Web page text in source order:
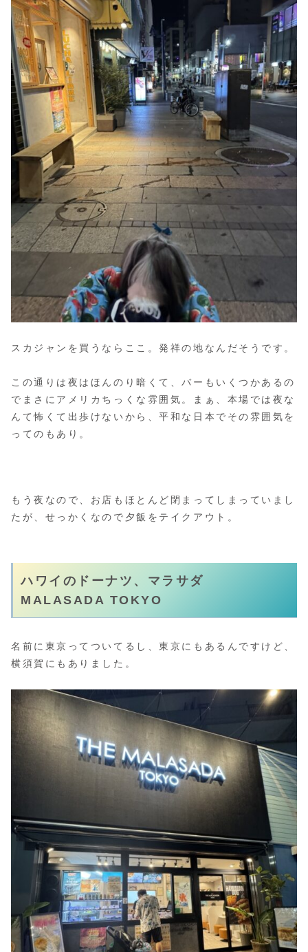
スカジャンを買うならここ。発祥の地なんだそうです。
この通りは夜はほんのり暗くて、バーもいくつかあるの
でまさにアメリカちっくな雰囲気。まぁ、本場では夜な
んて怖くて出歩けないから、平和な日本でその雰囲気を
ってのもあり。
もう夜なので、お店もほとんど閉まってしまっていまし
たが、せっかくなので夕飯をテイクアウト。
ハワイのドーナツ、マラサダ
MALASADA TOKYO
名前に東京ってついてるし、東京にもあるんですけど、
横須賀にもありました。